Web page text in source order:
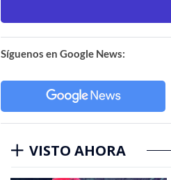
Síguenos en Google News:
VISTO AHORA